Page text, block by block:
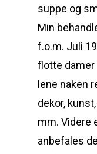
suppe og
Min
f.o.m. Juli
flotte damer
lene naken
dekor,
mm. Videre
anbefales